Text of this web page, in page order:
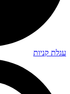
עגלת קניות